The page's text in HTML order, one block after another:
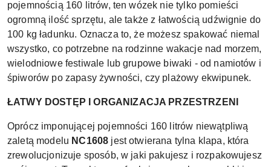
pojemnością 160 litrów, ten wózek nie tylko pomieści
ogromną ilość sprzętu, ale także z łatwością udźwignie do
100 kg ładunku. Oznacza to, że możesz spakować niemal
wszystko, co potrzebne na rodzinne wakacje nad morzem,
wielodniowe festiwale lub grupowe biwaki - od namiotów i
śpiworów po zapasy żywności, czy plażowy ekwipunek.
ŁATWY DOSTĘP I ORGANIZACJA PRZESTRZENI
Oprócz imponującej pojemności 160 litrów niewątpliwą
zaletą modelu NC1608 jest otwierana tylna klapa, która
zrewolucjonizuje sposób, w jaki pakujesz i rozpakowujesz